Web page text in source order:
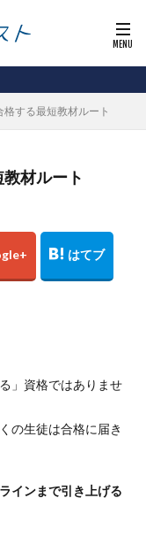
格する最短教材ルート
材ルート
」資格ではありませ
の生徒は合格に届き
インまで引き上げる